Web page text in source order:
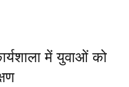
में युवाओं को